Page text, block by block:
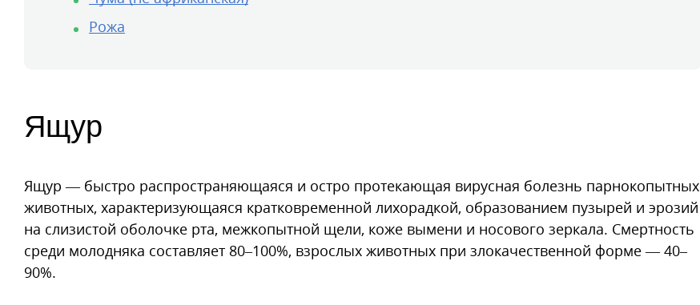
Рожа
Ящур
Ящур — быстро распространяющаяся и остро протекающая вирусная болезнь парнокопытных
животных, характеризующаяся кратковременной лихорадкой, образованием пузырей и эрозий
на слизистой оболочке рта, межкопытной щели, коже вымени и носового зеркала. Смертность
среди молодняка составляет 80–100%, взрослых животных при злокачественной форме — 40–
90%.